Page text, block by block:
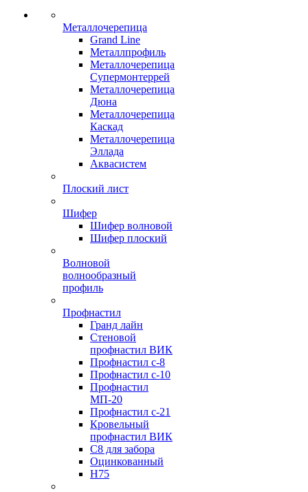
Металлочерепица
Grand Line
Металлпрофиль
Металлочерепица
Супермонтеррей
Металлочерепица
Дюна
Металлочерепица
Каскад
Металлочерепица
Эллада
Аквасистем
Плоский лист
Шифер
Шифер волновой
Шифер плоский
Волновой
волнообразный
профиль
Профнастил
Гранд лайн
Стеновой
профнастил ВИК
Профнастил с-8
Профнастил с-10
Профнастил
МП-20
Профнастил с-21
Кровельный
профнастил ВИК
С8 для забора
Оцинкованный
Н75